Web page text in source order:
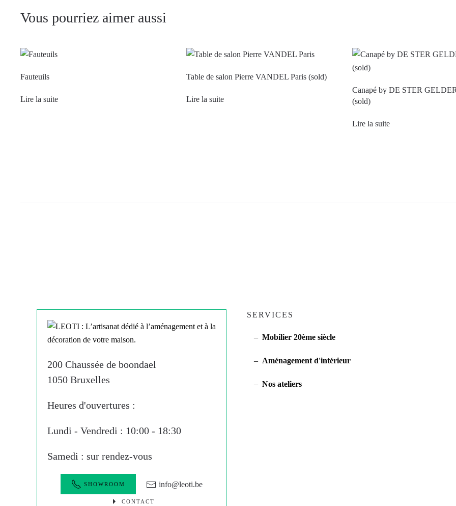
Vous pourriez aimer aussi
Fauteuils
Lire la suite
Table de salon Pierre VANDEL Paris (sold)
Lire la suite
Canapé by DE STER
(sold)
Lire la suite
200 Chaussée de boondael
1050 Bruxelles
Heures d'ouvertures :
Lundi - Vendredi : 10:00 - 18:30
Samedi : sur rendez-vous
SHOWROOM info@leoti.be
CONTACT
SERVICES
Mobilier 20ème siècle
Aménagement d'intérieur
Nos ateliers